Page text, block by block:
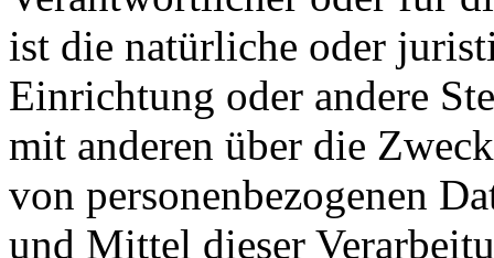
ist die natürliche oder
Einrichtung oder andere
mit anderen über die
von personenbezogenen
und Mittel dieser